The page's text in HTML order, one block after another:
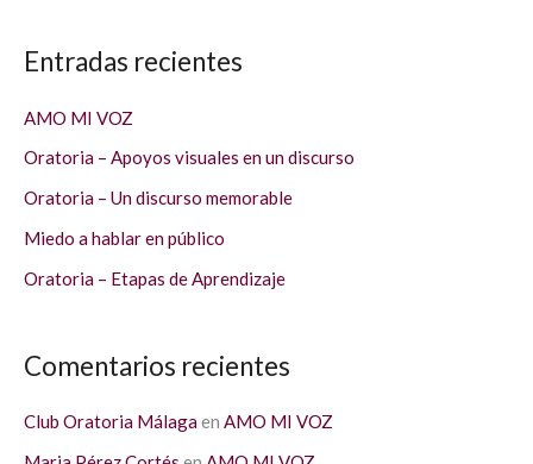
c
a
r
:
Entradas recientes
AMO MI VOZ
Oratoria – Apoyos visuales en un discurso
Oratoria – Un discurso memorable
Miedo a hablar en público
Oratoria – Etapas de Aprendizaje
Comentarios recientes
Club Oratoria Málagaen AMO MI VOZ